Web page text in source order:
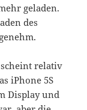
geladen.
des
relativ
iPhone 5S
Display und